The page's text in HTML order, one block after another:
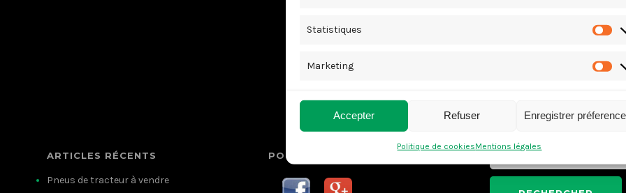
Statistiques
Marketing
Accepter Refuser Enregistrer
Politique de cookiesMentions légales
ou à nous demander un devis gratuit
ARTICLES RÉCENTS
Pneus de tracteur à vendre
POUR NOUS SUIVRE
RECHERCHER :